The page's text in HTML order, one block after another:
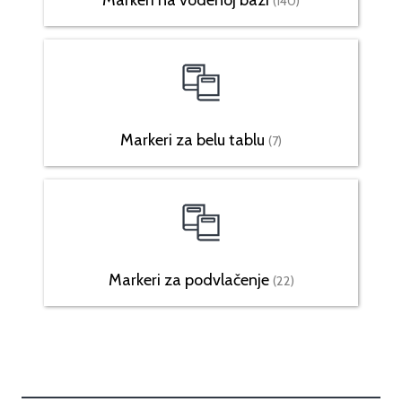
Markeri za belu tablu (7)
Markeri za podvlačenje (22)